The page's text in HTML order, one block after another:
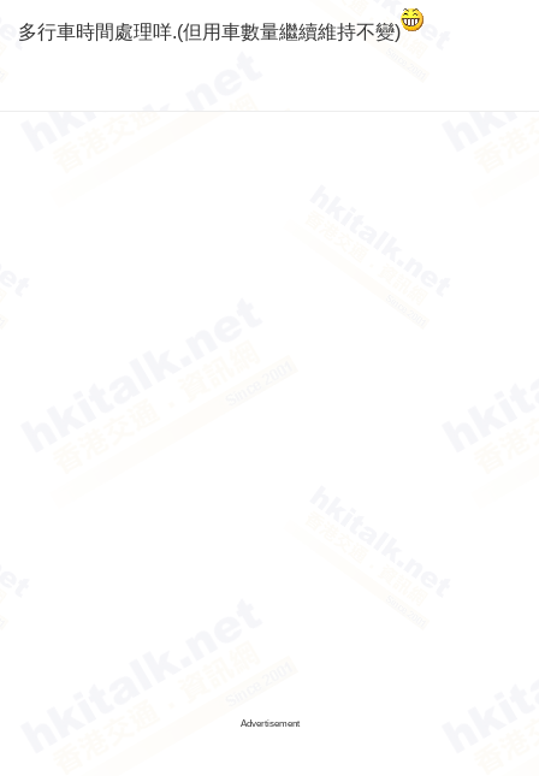
多行車時間處理咩.(但用車數量繼續維持不變)
Advertisement